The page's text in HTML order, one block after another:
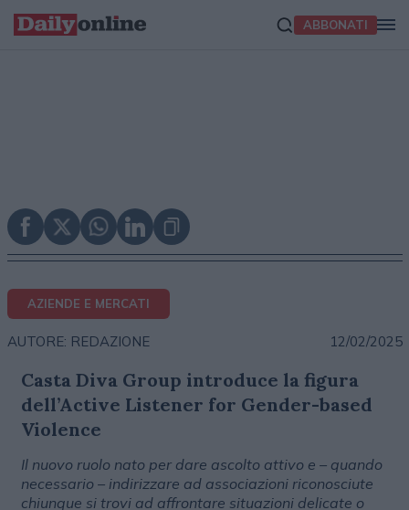
ABBONATI
AZIENDE E MERCATI
AUTORE: REDAZIONE 12/02/2025
Casta Diva Group introduce la figura
dell’Active Listener for Gender-based
Violence
Il nuovo ruolo nato per dare ascolto attivo e – quando
necessario – indirizzare ad associazioni riconosciute
chiunque si trovi ad affrontare situazioni delicate o